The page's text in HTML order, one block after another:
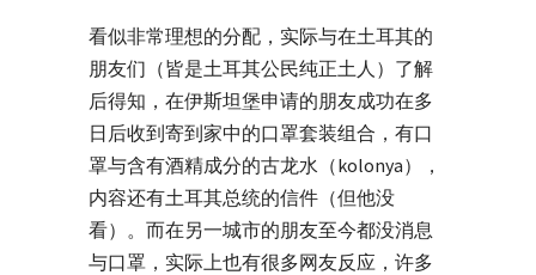
看似非常理想的分配，实际与在土耳其的
朋友们（皆是土耳其公民纯正土人）了解
后得知，在伊斯坦堡申请的朋友成功在多
日后收到寄到家中的口罩套装组合，有口
罩与含有酒精成分的古龙水（kolonya），
内容还有土耳其总统的信件（但他没
看）。而在另一城市的朋友至今都没消息
与口罩，实际上也有很多网友反应，许多